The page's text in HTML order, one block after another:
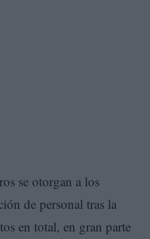
se otorgan a los
de personal tras la
en total, en gran parte